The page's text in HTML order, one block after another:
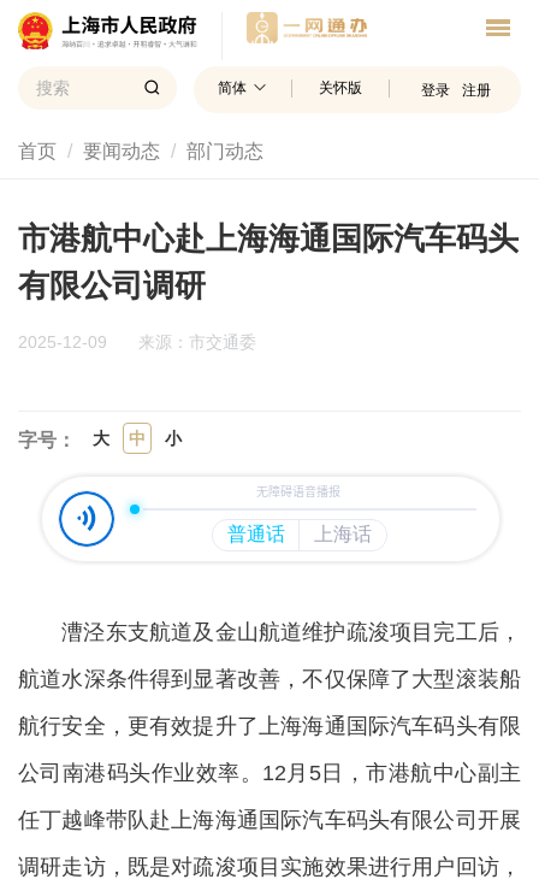
简体 关怀版 登录 注册
首页 要闻动态 部门动态
市港航中心赴上海海通国际汽车码头
有限公司调研
2025-12-09 来源：市交通委
字号： 大 中 小
漕泾东支航道及金山航道维护疏浚项目完工后，
航道水深条件得到显著改善，不仅保障了大型滚装船
航行安全，更有效提升了上海海通国际汽车码头有限
公司南港码头作业效率。12月5日，市港航中心副主
任丁越峰带队赴上海海通国际汽车码头有限公司开展
调研走访，既是对疏浚项目实施效果进行用户回访，